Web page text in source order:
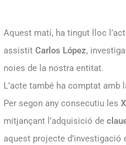
Aquest matí, ha tingut lloc
assistit Carlos López,
noies de la nostra entitat.
L’acte també ha comptat amb
Per segon any consecutiu les
mitjançant l’adquisició de
aquest projecte